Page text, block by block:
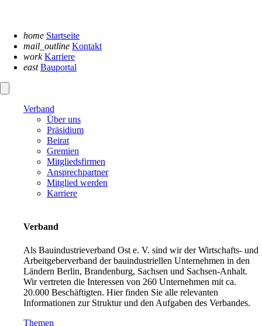
home Startseite
mail_outline Kontakt
work Karriere
east Bauportal
Verband
Über uns
Präsidium
Beirat
Gremien
Mitgliedsfirmen
Ansprechpartner
Mitglied werden
Karriere
Verband
Als Bauindustrieverband Ost e. V. sind wir der Wirtschafts- und
Arbeitgeberverband der bauindustriellen Unternehmen in den
Ländern Berlin, Brandenburg, Sachsen und Sachsen-Anhalt.
Wir vertreten die Interessen von 260 Unternehmen mit ca.
20.000 Beschäftigten. Hier finden Sie alle relevanten
Informationen zur Struktur und den Aufgaben des Verbandes.
Themen